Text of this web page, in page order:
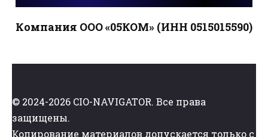
Компания ООО «05КОМ» (ИНН 0515015590)
© 2024-2026 CIO-NAVIGATOR. Все права
защищены.
Копирование материалов допускается только с